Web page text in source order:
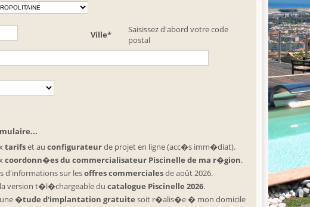
Ville*
Saisissez d'abord votre code
postal
tarifset au configurateurde projet en ligne (acc�s imm�diat).
coordonn�es du commercialisateur Piscinelle de ma r�gion.
d'informations sur lesoffres commercialesde août 2026.
version t�l�chargeable du catalogue Piscinelle 2026.
�tude d'implantation gratuite soit r�alis�e � mon domicile